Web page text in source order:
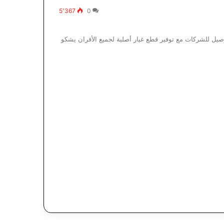
0 5٬367
للشركات مع توفير قطع غيار أصلية لجميع الأفران يشكو